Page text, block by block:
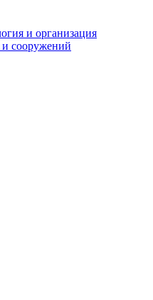
и организация
и сооружений